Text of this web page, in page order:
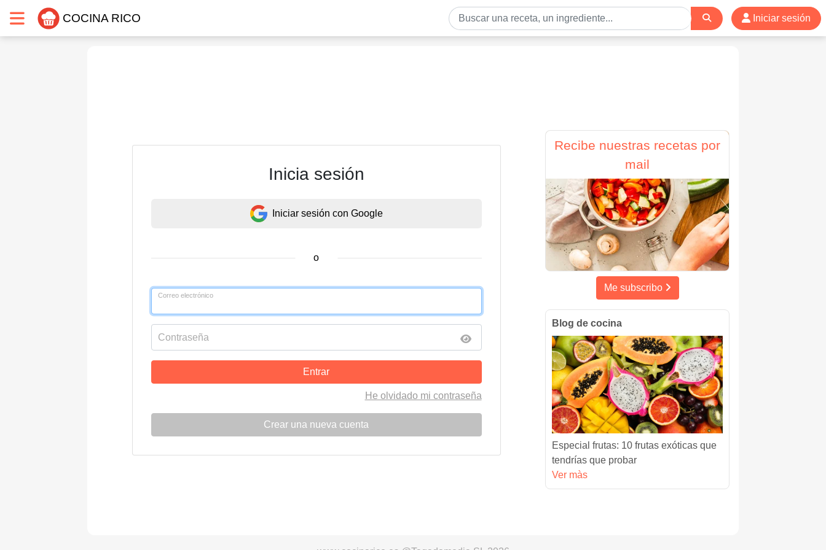
COCINA RICO Iniciar sesión
Inicia sesión
Iniciar sesión con Google
o
Correo electrónico
Contraseña
Entrar
He olvidado mi contraseña
Crear una nueva cuenta
Recibe nuestras recetas por
mail
Me subscribo
Blog de cocina
Especial frutas: 10 frutas exóticas que
tendrías que probar
Ver màs